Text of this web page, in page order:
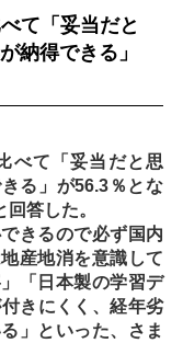
て「妥当だと
納得できる」
べて「妥当だと思
る」が56.3％とな
答した。
きるので必ず国内
産地消を意識して
「日本製の学習デ
きにくく、経年劣
」といった、さま